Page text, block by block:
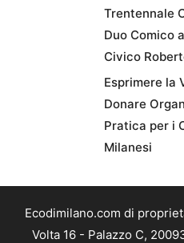
Trentennale
Duo Comico
Civico
Esprimere la
Donare
Pratica per i
Milanesi
Ecodimilano.com di
Volta 16 - Palazzo C,